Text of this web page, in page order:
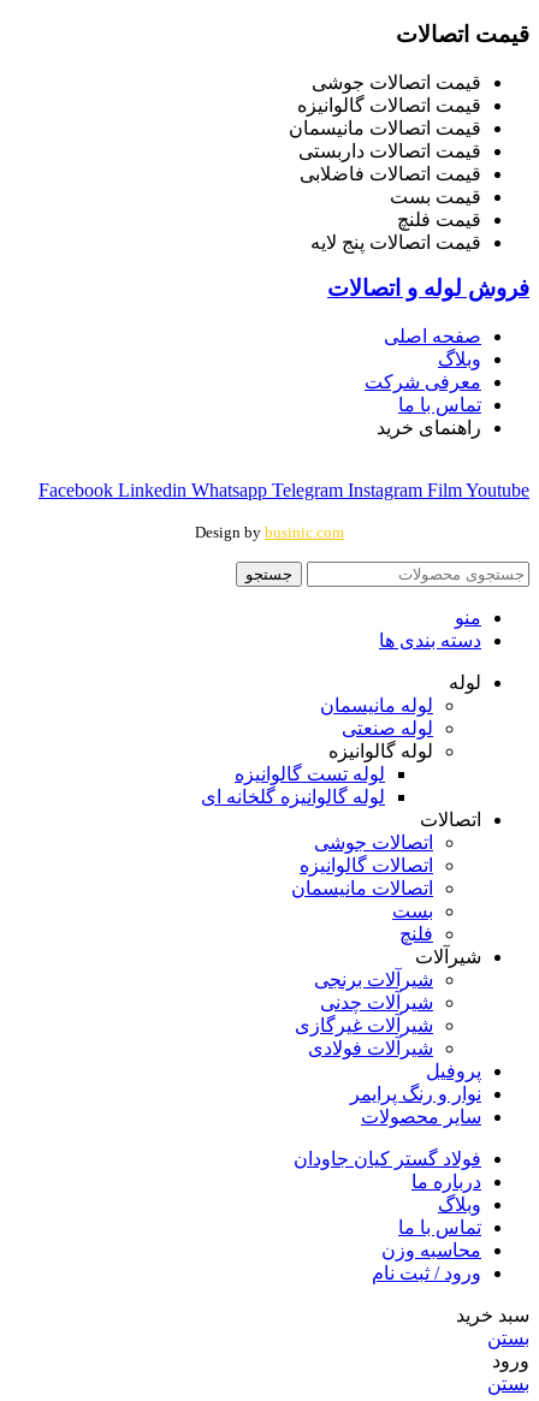
قیمت اتصالات
قیمت اتصالات جوشی
قیمت اتصالات گالوانیزه
قیمت اتصالات مانیسمان
قیمت اتصالات داربستی
قیمت اتصالات فاضلابی
قیمت بست
قیمت فلنچ
قیمت اتصالات پنج لایه
فروش لوله و اتصالات
صفحه اصلی
وبلاگ
معرفی شرکت
تماس با ما
راهنمای خرید
Facebook Linkedin Whatsapp Telegram Instagram FilmYoutube
Design by businic.com
جستجو
منو
دسته بندی ها
لوله
لوله مانیسمان
لوله صنعتی
لوله گالوانیزه
لوله تست گالوانیزه
لوله گالوانیزه گلخانه ای
اتصالات
اتصالات جوشی
اتصالات گالوانیزه
اتصالات مانیسمان
بست
فلنچ
شیرآلات
شیرآلات برنجی
شیرآلات چدنی
شیرآلات غیرگازی
شیرآلات فولادی
پروفیل
نوار و رنگ پرایمر
سایر محصولات
فولاد گستر کیان جاودان
درباره ما
وبلاگ
تماس با ما
محاسبه وزن
ورود / ثبت نام
سبد خرید
بستن
ورود
بستن